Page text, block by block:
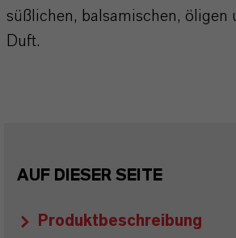
süßlichen, balsamischen, öligen
Duft.
AUF DIESER SEITE
Produktbeschreibung